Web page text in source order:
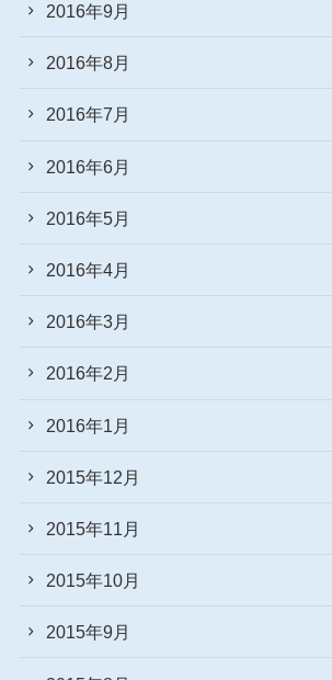
2016年9月
2016年8月
2016年7月
2016年6月
2016年5月
2016年4月
2016年3月
2016年2月
2016年1月
2015年12月
2015年11月
2015年10月
2015年9月